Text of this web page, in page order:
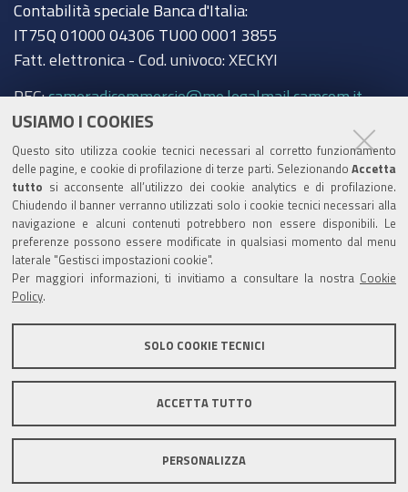
USIAMO I COOKIES
Questo sito utilizza cookie tecnici necessari al corretto funzionamento
delle pagine, e cookie di profilazione di terze parti. Selezionando Accetta
tutto si acconsente all’utilizzo dei cookie analytics e di profilazione.
Chiudendo il banner verranno utilizzati solo i cookie tecnici necessari alla
navigazione e alcuni contenuti potrebbero non essere disponibili. Le
preferenze possono essere modificate in qualsiasi momento dal menu
laterale "Gestisci impostazioni cookie".
Per maggiori informazioni, ti invitiamo a consultare la nostra Cookie
Policy
SOLO COOKIE TECNICI
ACCETTA TUTTO
PERSONALIZZA
Contabilità speciale Banca d'Italia:
IT75Q 01000 04306 TU00 0001 3855
Fatt. elettronica - Cod. univoco: XECKYI
PEC:cameradicommercio@mo.legalmail.camcom.it
Trasparenza
Amministrazione trasparente
Albo Camerale
Pubblicità Legale
Area riservata Amministratori
Informativa generale
Informative privacy
Accessibilità
Note legali
Informativa estesa sui cookie
Social media policy